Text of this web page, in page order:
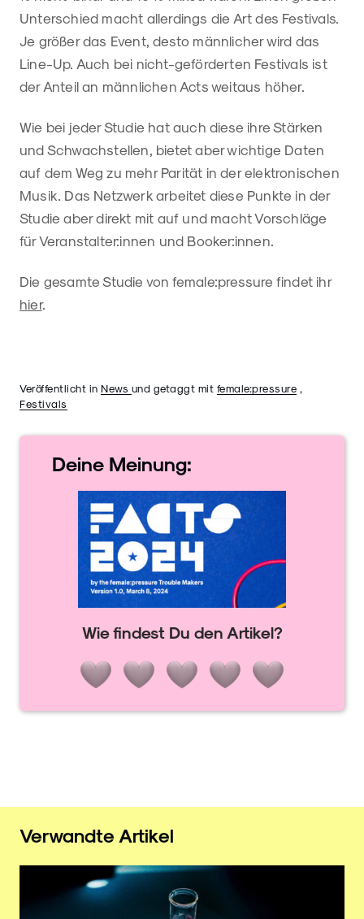
Unterschied macht allerdings die Art des Festivals.
Je größer das Event, desto männlicher wird das
Line-Up. Auch bei nicht-geförderten Festivals ist
der Anteil an männlichen Acts weitaus höher.
Wie bei jeder Studie hat auch diese ihre Stärken
und Schwachstellen, bietet aber wichtige Daten
auf dem Weg zu mehr Parität in der elektronischen
Musik. Das Netzwerk arbeitet diese Punkte in der
Studie aber direkt mit auf und macht Vorschläge
für Veranstalter:innen und Booker:innen.
Die gesamte Studie von female:pressure findet ihr
hier.
Veröffentlicht in News und getaggt mit female:pressure
Festivals
Deine Meinung:
Wie findest Du den Artikel?
Verwandte Artikel